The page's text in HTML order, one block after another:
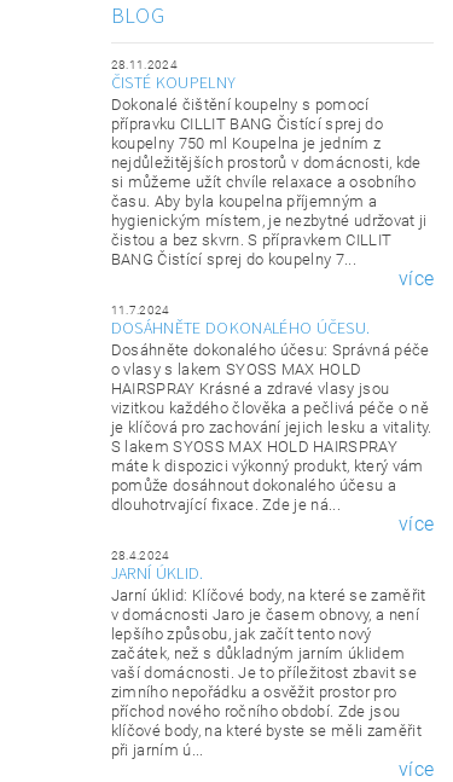
BLOG
28.11.2024
ČISTÉ KOUPELNY
Dokonalé čištění koupelny s pomocí
přípravku CILLIT BANG Čistící sprej do
koupelny 750 ml Koupelna je jedním z
nejdůležitějších prostorů v domácnosti, kde
si můžeme užít chvíle relaxace a osobního
času. Aby byla koupelna příjemným a
hygienickým místem, je nezbytné udržovat ji
čistou a bez skvrn. S přípravkem CILLIT
BANG Čistící sprej do koupelny 7...
více
11.7.2024
DOSÁHNĚTE DOKONALÉHO ÚČESU.
Dosáhněte dokonalého účesu: Správná péče
o vlasy s lakem SYOSS MAX HOLD
HAIRSPRAY Krásné a zdravé vlasy jsou
vizitkou každého člověka a pečlivá péče o ně
je klíčová pro zachování jejich lesku a vitality.
S lakem SYOSS MAX HOLD HAIRSPRAY
máte k dispozici výkonný produkt, který vám
pomůže dosáhnout dokonalého účesu a
dlouhotrvající fixace. Zde je ná...
více
28.4.2024
JARNÍ ÚKLID.
Jarní úklid: Klíčové body, na které se zaměřit
v domácnosti Jaro je časem obnovy, a není
lepšího způsobu, jak začít tento nový
začátek, než s důkladným jarním úklidem
vaší domácnosti. Je to příležitost zbavit se
zimního nepořádku a osvěžit prostor pro
příchod nového ročního období. Zde jsou
klíčové body, na které byste se měli zaměřit
při jarním ú...
více